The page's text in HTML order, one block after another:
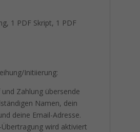
1 PDF Skript, 1 PDF
Initiierung:
Zahlung übersende
Namen, dein
deine Email-Adresse.
Übertragung wird aktiviert